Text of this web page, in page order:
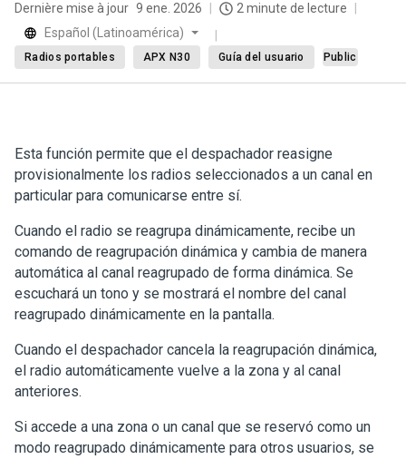
Dernière mise à jour 9 ene. 2026
2 minute de lecture
Español (Latinoamérica)
Radios portables APX N30 Guía del usuario Public
Esta función permite que el despachador reasigne
provisionalmente los radios seleccionados a un canal en
particular para comunicarse entre sí.
Cuando el radio se reagrupa dinámicamente, recibe un
comando de reagrupación dinámica y cambia de manera
automática al canal reagrupado de forma dinámica. Se
escuchará un tono y se mostrará el nombre del canal
reagrupado dinámicamente en la pantalla.
Cuando el despachador cancela la reagrupación dinámica,
el radio automáticamente vuelve a la zona y al canal
anteriores.
Si accede a una zona o un canal que se reservó como un
modo reagrupado dinámicamente para otros usuarios, se